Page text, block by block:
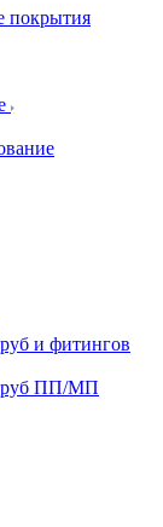
покрытия
и фитингов
ПП/МП